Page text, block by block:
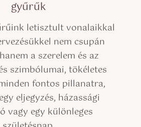
gyűrűk
letisztult vonalaikkal
nem csupán
a szerelem és az
szimbólumai, tökéletes
fontos pillanatra,
eljegyzés, házassági
vagy egy különleges